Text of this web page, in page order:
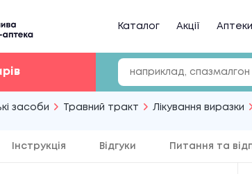
Каталог Акції Аптеки
засоби Травний тракт Лікування виразки
Інструкція Відгуки Питання та